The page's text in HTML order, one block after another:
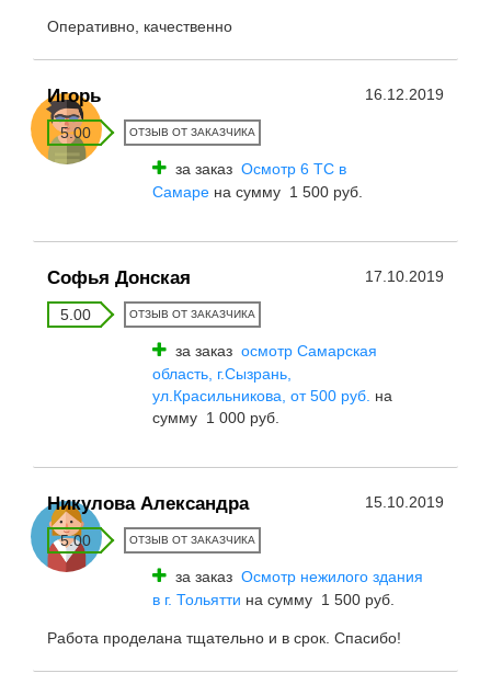
Оперативно, качественно
Игорь 16.12.2019
5.00 ОТЗЫВ ОТ ЗАКАЗЧИКА
за заказ Осмотр 6 ТС в
Самаре на сумму 1 500 руб.
Софья Донская 17.10.2019
5.00 ОТЗЫВ ОТ ЗАКАЗЧИКА
за заказ осмотр Самарская
область, г.Сызрань,
ул.Красильникова, от 500 руб. на
сумму 1 000 руб.
Никулова Александра 15.10.2019
5.00 ОТЗЫВ ОТ ЗАКАЗЧИКА
за заказ Осмотр нежилого здания
в г. Тольятти на сумму 1 500 руб.
Работа проделана тщательно и в срок. Спасибо!